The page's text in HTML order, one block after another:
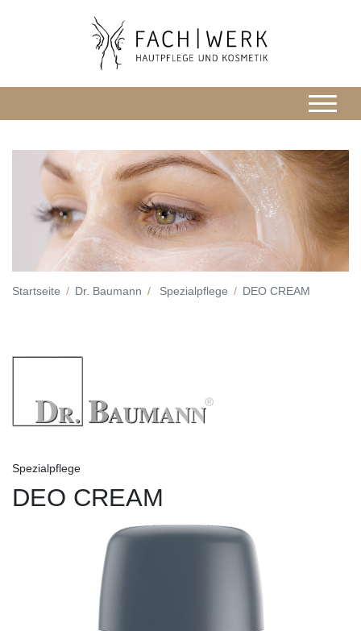
Startseite Dr. Baumann Spezialpflege DEO CREAM
Spezialpflege
DEO CREAM